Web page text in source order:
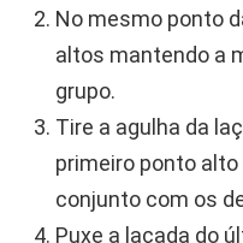
No mesmo ponto
altos mantendo a
grupo.
Tire a agulha da
primeiro ponto alto
conjunto com os
Puxe a laçada do